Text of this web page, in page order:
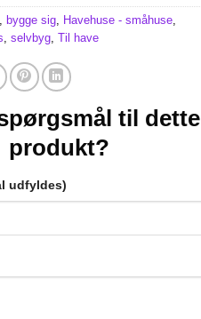
bygge sig Havehuse - småhuse
selvbyg Til have
til dette
produkt?
udfyldes)